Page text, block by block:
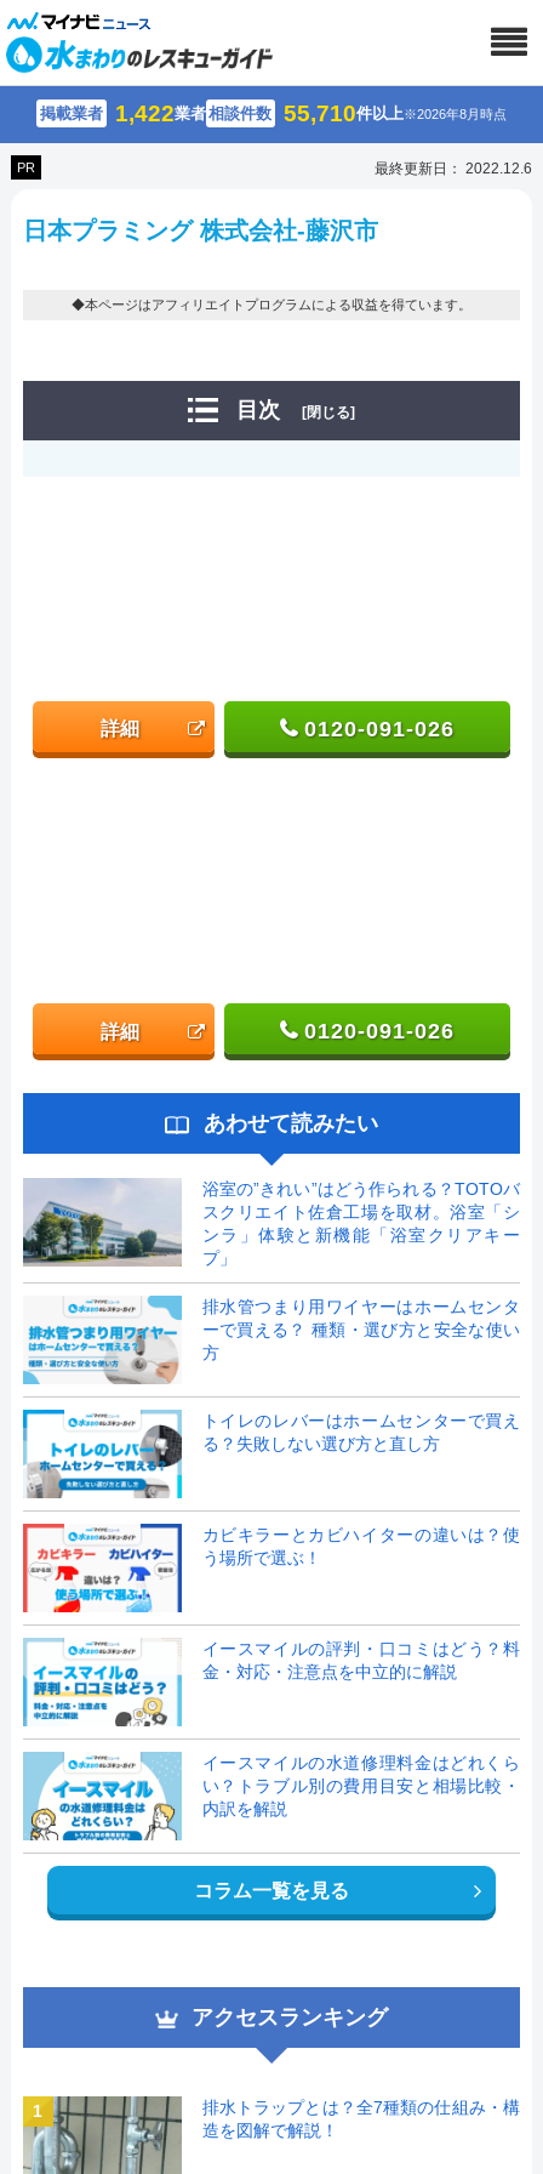
掲載業者 1,422業者相談件数 55,710件以上※2026年8月時点
PR 最終更新日： 2022.12.6
日本プラミング 株式会社-藤沢市
◆本ページはアフィリエイトプログラムによる収益を得ています。
目次 [閉じる]
詳細 0120-091-026
詳細 0120-091-026
あわせて読みたい
浴室の”きれい”はどう作られる？TOTOバ
スクリエイト佐倉工場を取材。浴室「シ
ンラ」体験と新機能「浴室クリアキー
プ」
排水管つまり用ワイヤーはホームセンタ
ーで買える？ 種類・選び方と安全な使い
方
トイレのレバーはホームセンターで買え
る？失敗しない選び方と直し方
カビキラーとカビハイターの違いは？使
う場所で選ぶ！
イースマイルの評判・口コミはどう？料
金・対応・注意点を中立的に解説
イースマイルの水道修理料金はどれくら
い？トラブル別の費用目安と相場比較・
内訳を解説
コラム一覧を見る
アクセスランキング
1
排水トラップとは？全7種類の仕組み・構
造を図解で解説！